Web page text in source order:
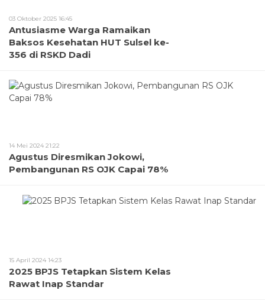
03 Oktober 2025 16:45
Antusiasme Warga Ramaikan
Baksos Kesehatan HUT Sulsel ke-
356 di RSKD Dadi
14 Mei 2024 21:22
Agustus Diresmikan Jokowi,
Pembangunan RS OJK Capai 78%
15 April 2024 14:23
2025 BPJS Tetapkan Sistem Kelas
Rawat Inap Standar